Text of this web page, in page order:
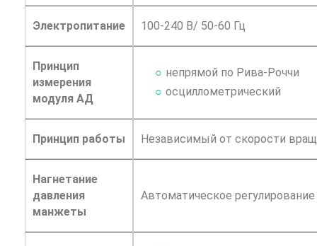
Электропитание 100-240 В/ 50-60 Гц
Принцип
измерения
модуля АД
непрямой по Рива-Роччи
осциллометрический
Принцип работы Независимый от скорости
Нагнетание
давления
манжеты
Автоматическое